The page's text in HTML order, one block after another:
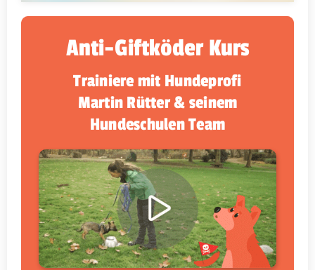
Anti-Giftköder Kurs
Trainiere mit Hundeprofi
Martin Rütter & seinem
Hundeschulen Team